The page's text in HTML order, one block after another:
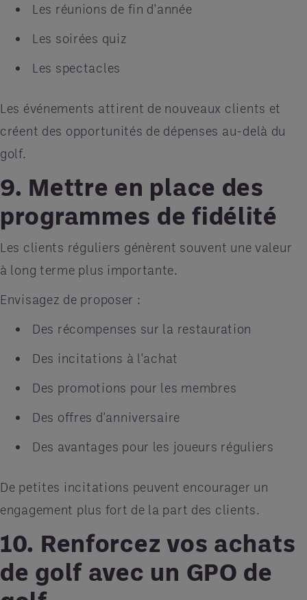
Les réunions de fin d'année
Les soirées quiz
Les spectacles
Les événements attirent de nouveaux clients et
créent des opportunités de dépenses au-delà du
golf.
9. Mettre en place des
programmes de fidélité
Les clients réguliers génèrent souvent une valeur
à long terme plus importante.
Envisagez de proposer :
Des récompenses sur la restauration
Des incitations à l'achat
Des promotions pour les membres
Des offres d'anniversaire
Des avantages pour les joueurs réguliers
De petites incitations peuvent encourager un
engagement plus fort de la part des clients.
10. Renforcez vos achats
de golf avec un GPO de